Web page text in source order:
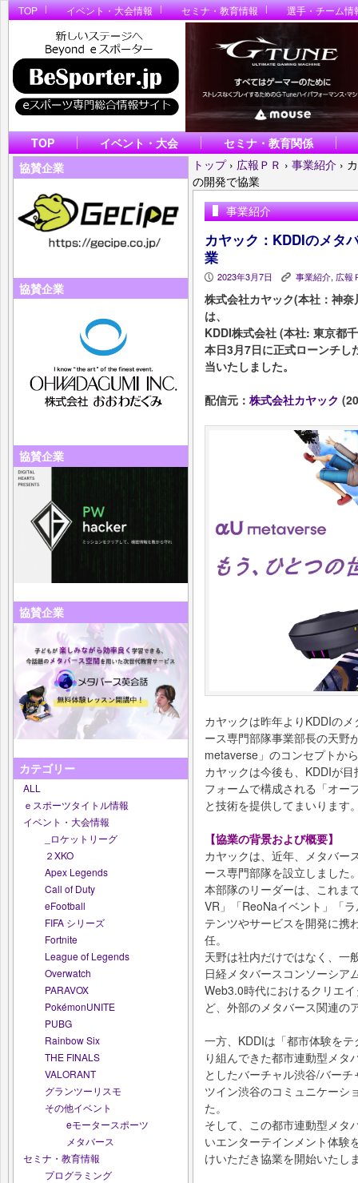
TOP イベント・大会情報 セミナ・教育情報 選手・チーム情
TOP イベント・大会
セミナ・教育関係
協賛企業
協賛企業
協賛企業
協賛企業
カテゴリー
ALL
ｅスポーツタイトル情報
イベント・大会情報
_ロケットリーグ
２XKO
Apex Legends
Call of Duty
eFootball
FIFA シリーズ
Fortnite
League of Legends
Overwatch
PARAVOX
PokémonUNITE
PUBG
Rainbow Six
THE FINALS
VALORANT
グランツーリスモ
その他イベント
eモータースポーツ
メタバース
セミナ・教育情報
プログラミング
トップ › 広報ＰＲ › 事業紹介 ›
の開発で協業
事業紹介
カヤック：KDDIのメタ
業
P 2023年3月7日 K 事業紹介, 広報
株式会社カヤック(本社：神
は、
KDDI株式会社 (本社: 東京都
本日3月7日に正式ローンチ
当いたしました。
配信元： 株式会社カヤック
カヤックは昨年よりKDDIの
ース専門部隊事業部長の天野
metaverse」のコンセプトか
カヤックは今後も、KDDIが
フォームで構成される「オー
と技術を提供してまいります
【協業の背景および概要】
カヤックは、近年、メタバー
ース専門部隊を設立しました
本部隊のリーダーは、これま
VR」「ReoNaイベント」「
テンツやサービスを開発に携
任。
天野は社内だけではなく、一
日経メタバースコンソーシア
Web3.0時代におけるクリエ
ど、外部のメタバース関連の
一方、KDDIは「都市体験を
り組んできた都市連動型メタ
としたバーチャル渋谷/バー
ツイン渋谷のコミュニケーシ
た。
そして、この都市連動型メタ
いエンターテインメント体験
けいただき協業を開始いたし